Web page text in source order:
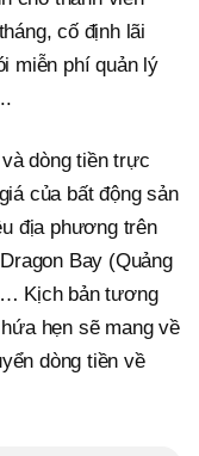
cố định lãi
miễn phí quản lý
dòng tiền trực
của bất động sản
địa phương trên
Bay (Quảng
Kịch bản tương
hẹn sẽ mang về
dòng tiền về